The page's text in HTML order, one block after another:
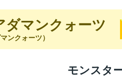
ダマンクォーツ
ンクォーツ）
モンスタ